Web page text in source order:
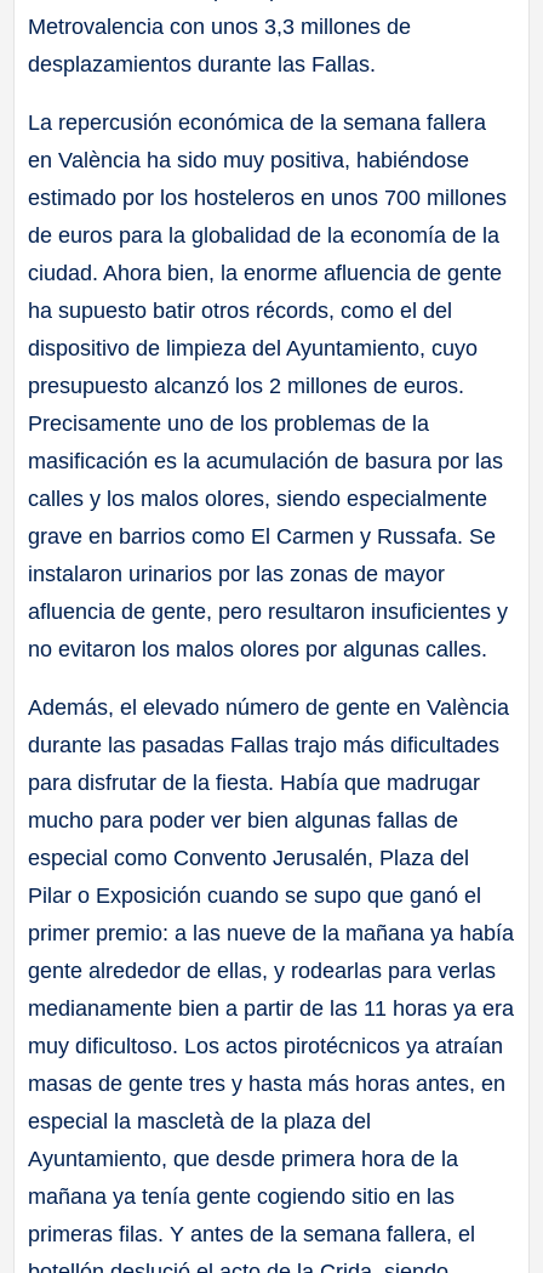
Metrovalencia con unos 3,3 millones de
desplazamientos durante las Fallas.
La repercusión económica de la semana fallera
en València ha sido muy positiva, habiéndose
estimado por los hosteleros en unos 700 millones
de euros para la globalidad de la economía de la
ciudad. Ahora bien, la enorme afluencia de gente
ha supuesto batir otros récords, como el del
dispositivo de limpieza del Ayuntamiento, cuyo
presupuesto alcanzó los 2 millones de euros.
Precisamente uno de los problemas de la
masificación es la acumulación de basura por las
calles y los malos olores, siendo especialmente
grave en barrios como El Carmen y Russafa. Se
instalaron urinarios por las zonas de mayor
afluencia de gente, pero resultaron insuficientes y
no evitaron los malos olores por algunas calles.
Además, el elevado número de gente en València
durante las pasadas Fallas trajo más dificultades
para disfrutar de la fiesta. Había que madrugar
mucho para poder ver bien algunas fallas de
especial como Convento Jerusalén, Plaza del
Pilar o Exposición cuando se supo que ganó el
primer premio: a las nueve de la mañana ya había
gente alrededor de ellas, y rodearlas para verlas
medianamente bien a partir de las 11 horas ya era
muy dificultoso. Los actos pirotécnicos ya atraían
masas de gente tres y hasta más horas antes, en
especial la mascletà de la plaza del
Ayuntamiento, que desde primera hora de la
mañana ya tenía gente cogiendo sitio en las
primeras filas. Y antes de la semana fallera, el